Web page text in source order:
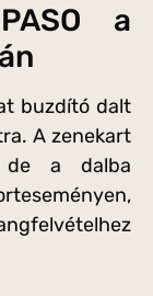
a
buzdító dalt
A zenekart
de a dalba